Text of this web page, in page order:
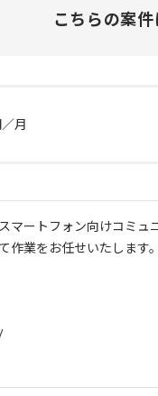
こちらの案
月
マートフォン向けコミ
作業をお任せいたします